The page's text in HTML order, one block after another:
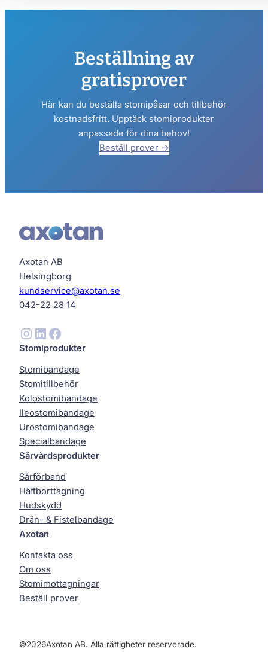
Beställning av
gratisprover
Här kan du beställa stomipåsar och tillbehör
kostnadsfritt. Upptäck stomiprodukter
anpassade för dina behov!
Beställ prover →
Axotan AB
Helsingborg
kundservice@axotan.se
042-22 28 14
Instagram LinkedIn Facebook
Stomiprodukter
Stomibandage
Stomitillbehör
Kolostomibandage
Ileostomibandage
Urostomibandage
Specialbandage
Sårvårdsprodukter
Sårförband
Häftborttagning
Hudskydd
Drän- & Fistelbandage
Axotan
Kontakta oss
Om oss
Stomimottagningar
Beställ prover
©2026Axotan AB. Alla rättigheter reserverade.